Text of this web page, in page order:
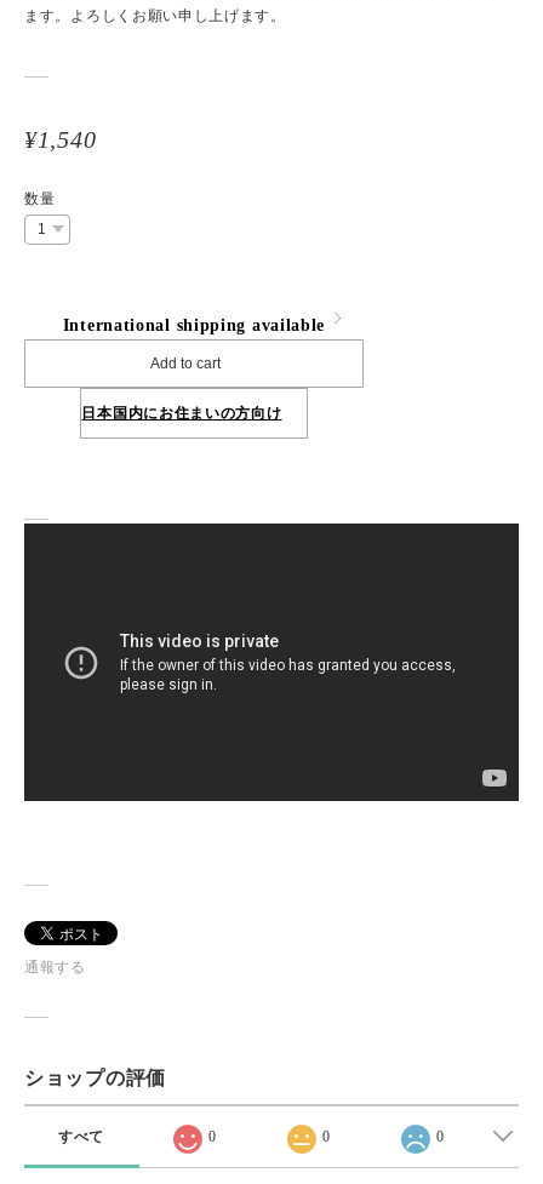
ます。よろしくお願い申し上げます。
¥1,540
数量
International shipping available
Add to cart
日本国内にお住まいの方向け
通報する
ショップの評価
すべて 0 0 0